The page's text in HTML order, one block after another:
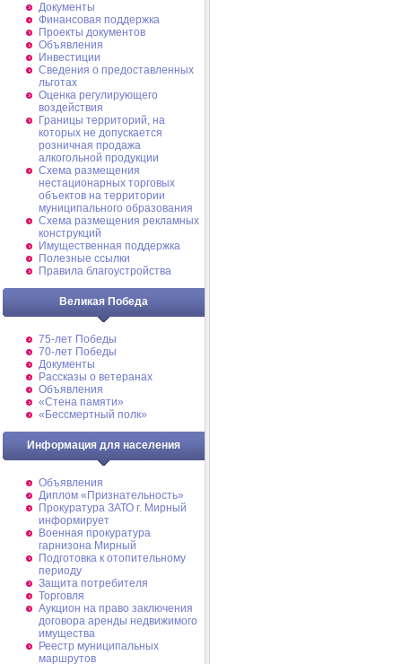
Документы
Финансовая поддержка
Проекты документов
Объявления
Инвестиции
Сведения о предоставленных
льготах
Оценка регулирующего
воздействия
Границы территорий, на
которых не допускается
розничная продажа
алкогольной продукции
Схема размещения
нестационарных торговых
объектов на территории
муниципального образования
Схема размещения рекламных
конструкций
Имущественная поддержка
Полезные ссылки
Правила благоустройства
Великая Победа
75-лет Победы
70-лет Победы
Документы
Рассказы о ветеранах
Объявления
«Стена памяти»
«Бессмертный полк»
Информация для населения
Объявления
Диплом «Признательность»
Прокуратура ЗАТО г. Мирный
информирует
Военная прокуратура
гарнизона Мирный
Подготовка к отопительному
периоду
Защита потребителя
Торговля
Аукцион на право заключения
договора аренды недвижимого
имущества
Реестр муниципальных
маршрутов